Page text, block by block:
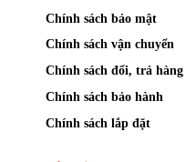
Chính sách bảo mật
Chính sách vận chuyển
Chính sách đổi, trả hàng
Chính sách bảo hành
Chính sách lắp đặt